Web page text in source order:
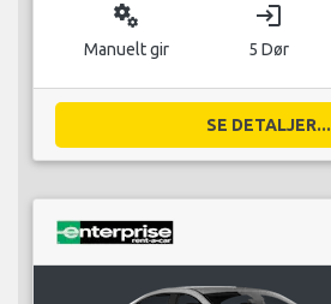
miscellaneous_services
Manuelt gir
login
5 Dør
SE DETALJER...